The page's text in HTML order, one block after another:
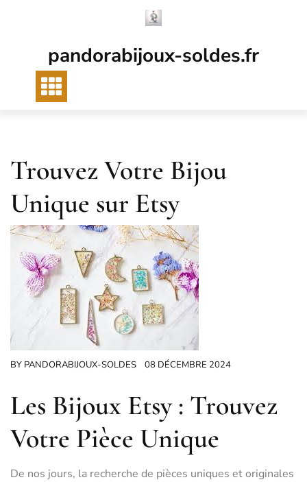
pandorabijoux-soldes.fr
Trouvez Votre Bijou
Unique sur Etsy
BY PANDORABIJOUX-SOLDES 08 DÉCEMBRE 2024
Les Bijoux Etsy : Trouvez
Votre Pièce Unique
De nos jours, la recherche de pièces uniques et originales